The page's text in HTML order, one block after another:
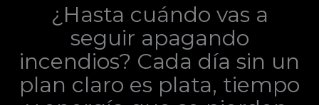
¿Hasta cuándo vas a
seguir apagando
incendios? Cada día sin un
plan claro es plata, tiempo